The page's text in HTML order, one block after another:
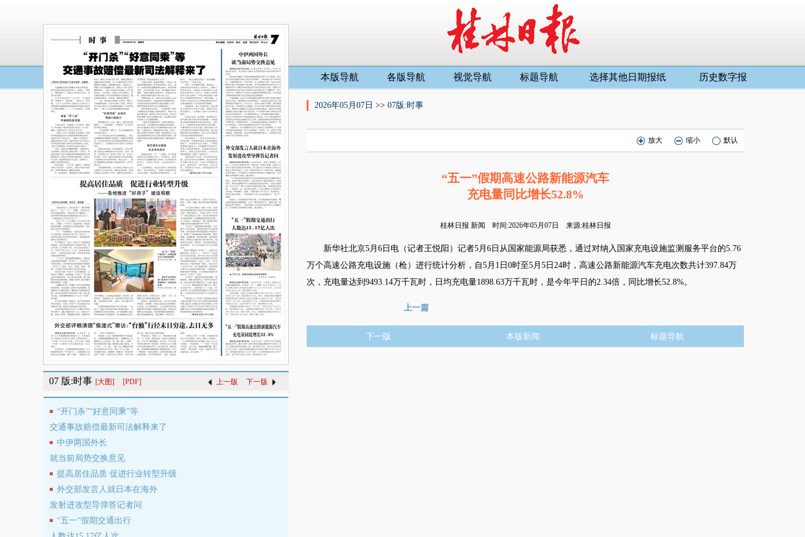
07 版:时事 [大图] [PDF] 上一版 下一版
“开门杀”“好意同乘”等
交通事故赔偿最新司法解释来了
中伊两国外长
就当前局势交换意见
提高居住品质 促进行业转型升级
外交部发言人就日本在海外
发射进攻型导弹答记者问
“五一”假期交通出行
本版导航 各版导航 视觉导航 标题导航 选择其他日期报纸 历史数字报
2026年05月07日 >> 07版:时事
放大 缩小 默认
“五一”假期高速公路新能源汽车
充电量同比增长52.8%
桂林日报 新闻 时间:2026年05月07日 来源:桂林日报
新华社北京5月6日电（记者王悦阳）记者5月6日从国家能源局获悉，通过对纳入国家充电设施监测服务平台的5.76
万个高速公路充电设施（枪）进行统计分析，自5月1日0时至5月5日24时，高速公路新能源汽车充电次数共计397.84万
次，充电量达到9493.14万千瓦时，日均充电量1898.63万千瓦时，是今年平日的2.34倍，同比增长52.8%。
上一篇
下一版 本版新闻 标题导航